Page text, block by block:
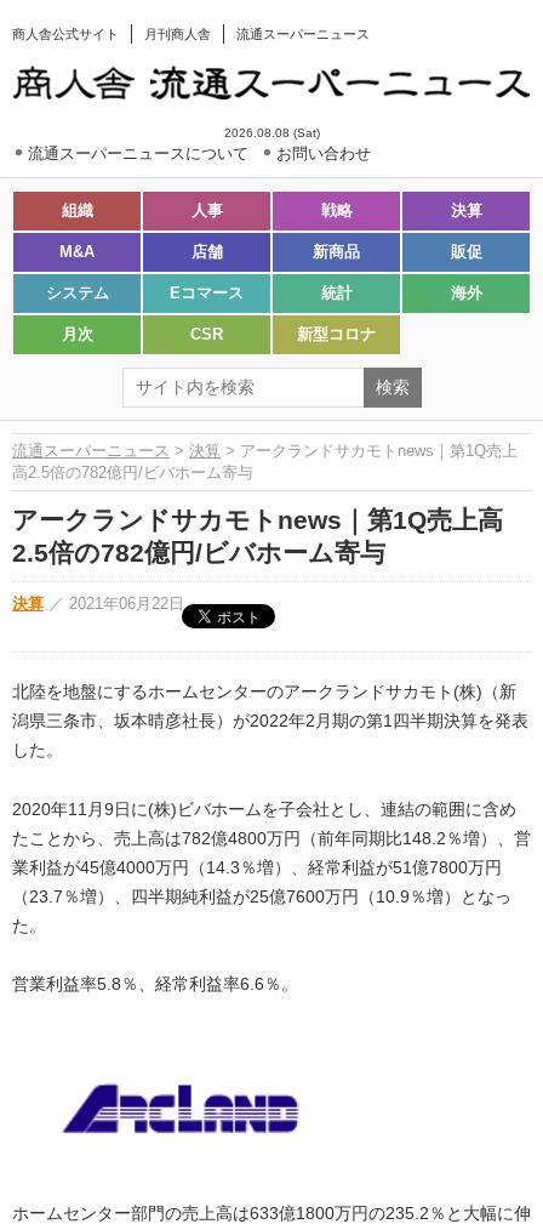
商人舎公式サイト 月刊商人舎 流通スーパーニュース
2026.08.08 (Sat)
流通スーパーニュースについて お問い合わせ
組織 人事 戦略 決算
M&A 店舗 新商品 販促
システム Eコマース 統計 海外
月次 CSR 新型コロナ
流通スーパーニュース > 決算 > アークランドサカモトnews｜第1Q売上
高2.5倍の782億円/ビバホーム寄与
アークランドサカモトnews｜第1Q売上高
2.5倍の782億円/ビバホーム寄与
決算 ／ 2021年06月22日
北陸を地盤にするホームセンターのアークランドサカモト(株)（新
潟県三条市、坂本晴彦社長）が2022年2月期の第1四半期決算を発表
した。
2020年11月9日に(株)ビバホームを子会社とし、連結の範囲に含め
たことから、売上高は782億4800万円（前年同期比148.2％増）、営
業利益が45億4000万円（14.3％増）、経常利益が51億7800万円
（23.7％増）、四半期純利益が25億7600万円（10.9％増）となっ
た。
営業利益率5.8％、経常利益率6.6％。
ホームセンター部門の売上高は633億1800万円の235.2％と大幅に伸